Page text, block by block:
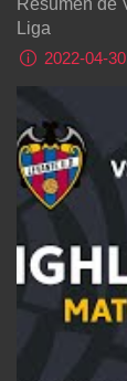
Liga
2022-04-30